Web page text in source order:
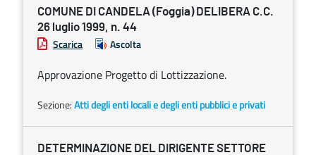
COMUNE DI CANDELA (Foggia) DELIBERA C.C.
26 luglio 1999, n. 44
Scarica Ascolta
Approvazione Progetto di Lottizzazione.
Sezione:Atti degli enti locali e degli enti pubblici e privati
DETERMINAZIONE DEL DIRIGENTE SETTORE